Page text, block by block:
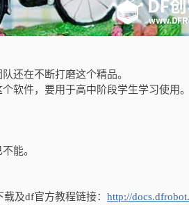
还在不断打磨这个精品。
软件，要用于高中阶段学生学习使用
能。
载及df官方教程链接： http://